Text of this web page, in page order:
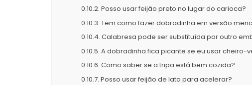
Posso usar feijão preto no lugar do carioca?
Tem como fazer dobradinha em versão
Calabresa pode ser substituída por outro
A dobradinha fica picante se eu usar cheiro-
Como saber se a tripa está bem cozida?
Posso usar feijão de lata para acelerar?